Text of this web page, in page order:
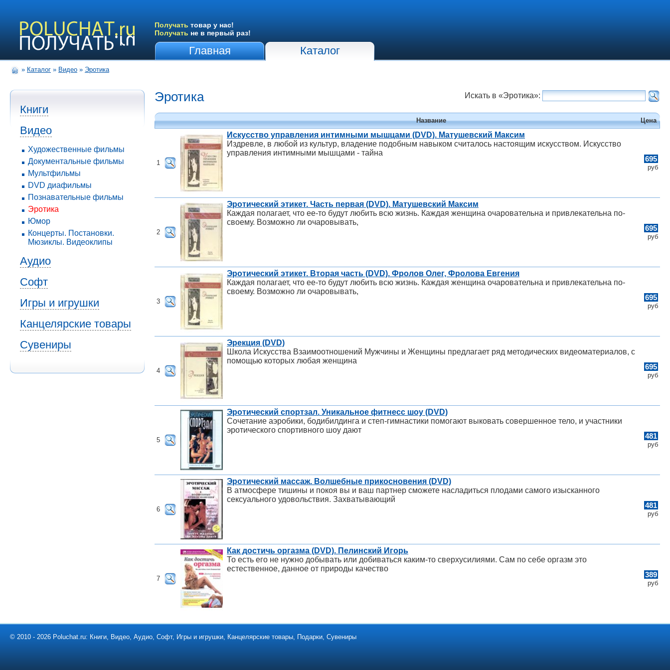
Получать товар у нас!
Получать не в первый раз!
Главная Каталог
» Каталог » Видео » Эротика
Книги
Видео
Художественные фильмы
Документальные фильмы
Мультфильмы
DVD диафильмы
Познавательные фильмы
Эротика
Юмор
Концерты. Постановки.
Мюзиклы. Видеоклипы
Аудио
Софт
Игры и игрушки
Канцелярские товары
Сувениры
Искать в «Эротика»:
Эротика
Название Цена
1
Искусство управления интимными мышцами (DVD). Матушевский Максим
Издревле, в любой из культур, владение подобным навыком считалось настоящим искусством. Искусство
управления интимными мышцами - тайна
695
руб
2
Эротический этикет. Часть первая (DVD). Матушевский Максим
Каждая полагает, что ее-то будут любить всю жизнь. Каждая женщина очаровательна и привлекательна по-
своему. Возможно ли очаровывать,
695
руб
3
Эротический этикет. Вторая часть (DVD). Фролов Олег, Фролова Евгения
Каждая полагает, что ее-то будут любить всю жизнь. Каждая женщина очаровательна и привлекательна по-
своему. Возможно ли очаровывать,
695
руб
4
Эрекция (DVD)
Школа Искусства Взаимоотношений Мужчины и Женщины предлагает ряд методических видеоматериалов, с
помощью которых любая женщина
695
руб
5
Эротический спортзал. Уникальное фитнесс шоу (DVD)
Сочетание аэробики, бодибилдинга и степ-гимнастики помогают выковать совершенное тело, и участники
эротического спортивного шоу дают
481
руб
6
Эротический массаж. Волшебные прикосновения (DVD)
В атмосфере тишины и покоя вы и ваш партнер сможете насладиться плодами самого изысканного
сексуального удовольствия. Захватывающий
481
руб
7
Как достичь оргазма (DVD). Пелинский Игорь
То есть его не нужно добывать или добиваться каким-то сверхусилиями. Сам по себе оргазм это
естественное, данное от природы качество
389
руб
© 2010 - 2026 Poluchat.ru: Книги, Видео, Аудио, Софт, Игры и игрушки, Канцелярские товары, Подарки, Сувениры